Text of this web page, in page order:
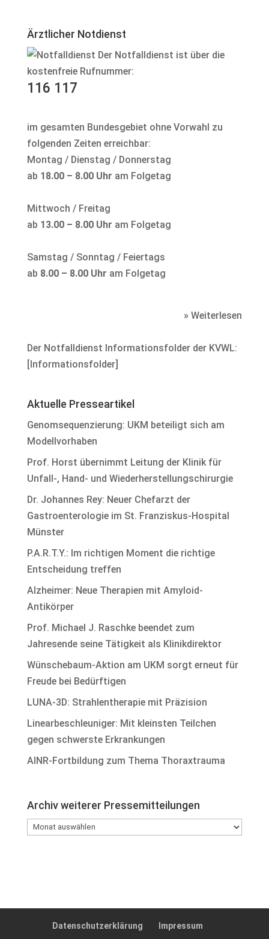
Ärztlicher Notdienst
Der Notfalldienst ist über die
kostenfreie Rufnummer:
116 117
im gesamten Bundesgebiet ohne Vorwahl zu
folgenden Zeiten erreichbar:
Montag / Dienstag / Donnerstag
ab 18.00 – 8.00 Uhr am Folgetag
Mittwoch / Freitag
ab 13.00 – 8.00 Uhr am Folgetag
Samstag / Sonntag / Feiertags
ab 8.00 – 8.00 Uhr am Folgetag
» Weiterlesen
Der Notfalldienst Informationsfolder der KVWL:
[Informationsfolder]
Aktuelle Presseartikel
Genomsequenzierung: UKM beteiligt sich am
Modellvorhaben
Prof. Horst übernimmt Leitung der Klinik für
Unfall-, Hand- und Wiederherstellungschirurgie
Dr. Johannes Rey: Neuer Chefarzt der
Gastroenterologie im St. Franziskus-Hospital
Münster
P.A.R.T.Y.: Im richtigen Moment die richtige
Entscheidung treffen
Alzheimer: Neue Therapien mit Amyloid-
Antikörper
Prof. Michael J. Raschke beendet zum
Jahresende seine Tätigkeit als Klinikdirektor
Wünschebaum-Aktion am UKM sorgt erneut für
Freude bei Bedürftigen
LUNA-3D: Strahlentherapie mit Präzision
Linearbeschleuniger: Mit kleinsten Teilchen
gegen schwerste Erkrankungen
AINR-Fortbildung zum Thema Thoraxtrauma
Archiv weiterer Pressemitteilungen
Archiv
Datenschutzerklärung Impressum